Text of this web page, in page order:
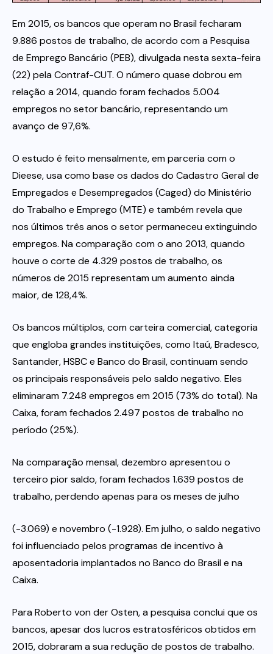
Financeiras e Cooperativas
Em 2015, os bancos que operam no Brasil fecharam
9.886 postos de trabalho, de acordo com a Pesquisa
de Emprego Bancário (PEB), divulgada nesta sexta-feira
(22) pela Contraf-CUT. O número quase dobrou em
relação a 2014, quando foram fechados 5.004
empregos no setor bancário, representando um
avanço de 97,6%.
O estudo é feito mensalmente, em parceria com o
Dieese, usa como base os dados do Cadastro Geral de
Empregados e Desempregados (Caged) do Ministério
do Trabalho e Emprego (MTE) e também revela que
nos últimos três anos o setor permaneceu extinguindo
empregos. Na comparação com o ano 2013, quando
houve o corte de 4.329 postos de trabalho, os
números de 2015 representam um aumento ainda
maior, de 128,4%.
Os bancos múltiplos, com carteira comercial, categoria
que engloba grandes instituições, como Itaú, Bradesco,
Santander, HSBC e Banco do Brasil, continuam sendo
os principais responsáveis pelo saldo negativo. Eles
eliminaram 7.248 empregos em 2015 (73% do total). Na
Caixa, foram fechados 2.497 postos de trabalho no
período (25%).
Na comparação mensal, dezembro apresentou o
terceiro pior saldo, foram fechados 1.639 postos de
trabalho, perdendo apenas para os meses de julho
(-3.069) e novembro (-1.928). Em julho, o saldo negativo
foi influenciado pelos programas de incentivo à
aposentadoria implantados no Banco do Brasil e na
Caixa.
Para Roberto von der Osten, a pesquisa conclui que os
bancos, apesar dos lucros estratosféricos obtidos em
2015, dobraram a sua redução de postos de trabalho.